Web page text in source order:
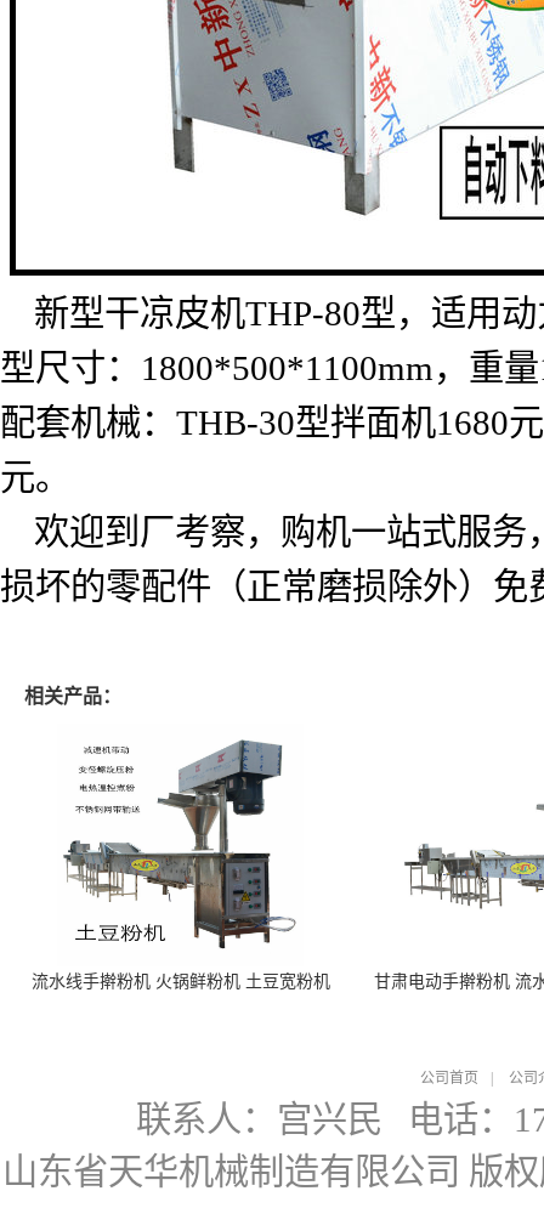
新型干凉皮机THP-80型，适用
型尺寸： 1800*500*1100mm ，重量
配套机械： THB-30型拌面机1680
元。
欢迎到厂考察，购机一站式服
损坏的零配件（正常磨损除外）免
相关产品：
流水线手擀粉机 火锅鲜粉机 土豆宽粉机 甘肃电动手擀粉机 流
公司首页 公司
联系人：宫兴民 电话：
山东省天华机械制造有限公司 版